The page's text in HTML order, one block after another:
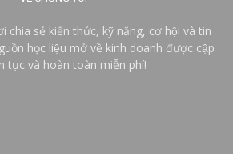
chia sẻ kiến thức, kỹ năng, cơ hội và tin
học liệu mở về kinh doanh được cập
tục và hoàn toàn miễn phí!